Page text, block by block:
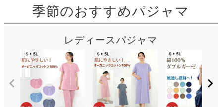
季節のおすすめパジャマ
レディースパジャマ